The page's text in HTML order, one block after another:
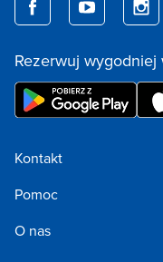
Rezerwuj wygodniej
Kontakt
Pomoc
O nas